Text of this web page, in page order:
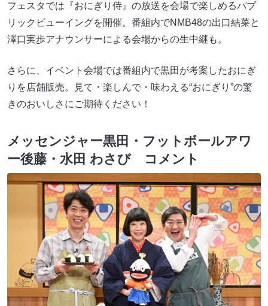
フェスタでは『おにぎり侍』の放送を会場で楽しめるパブ
リックビューイングを開催。番組内でNMB48の出口結菜と
澤口実歩アナウンサーによる会場からの生中継も。
さらに、イベント会場では番組内で黒田が考案したおにぎ
りを店舗販売。見て・楽しんで・味わえる“おにぎり”の驚
きのおいしさにご期待ください！
メッセンジャー黒田・フットボールアワ
ー後藤・水田 わさび コメント